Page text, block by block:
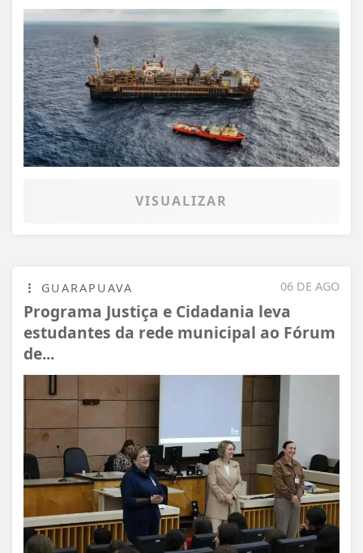
VISUALIZAR
06 DE AGO
GUARAPUAVA
Programa Justiça e Cidadania leva
estudantes da rede municipal ao Fórum
de...